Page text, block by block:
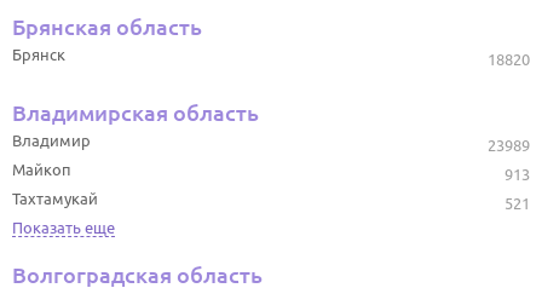
Брянская область
18820
Брянск
Владимирская область
23989
Владимир
913
Майкоп
521
Тахтамукай
Показать еще
Волгоградская область